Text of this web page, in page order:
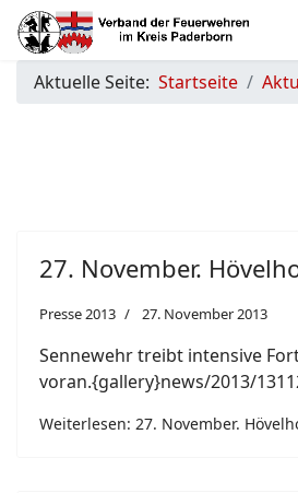
Aktuelle Seite: Startseite
27. November.
Presse 2013 27. November 2013
Sennewehr treibt intensive
voran.{gallery}news/2013/
Weiterlesen: 27. November.